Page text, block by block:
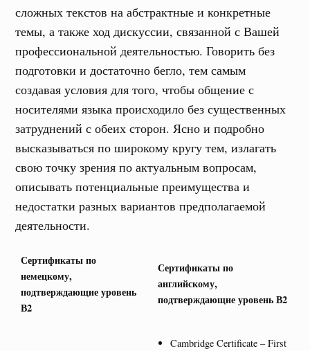
сложных текстов на абстрактные и конкретные
темы, а также ход дискуссии, связанной с Вашей
профессиональной деятельностью. Говорить без
подготовки и достаточно бегло, тем самым
создавая условия для того, чтобы общение с
носителями языка происходило без существенных
затруднений с обеих сторон. Ясно и подробно
высказываться по широкому кругу тем, излагать
свою точку зрения по актуальным вопросам,
описывать потенциальные преимущества и
недостатки разных вариантов предполагаемой
деятельности.
Сертификаты по
немецкому,
подтверждающие уровень
В2
Сертификаты по
английскому,
подтверждающие уровень В2
Cambridge Certificate – First